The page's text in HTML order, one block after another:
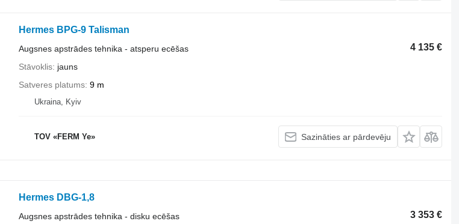
Hermes BPG-9 Talisman
4 135 €
Augsnes apstrādes tehnika - atsperu ecēšas
Stāvoklis jauns
Satveres platums 9 m
Ukraina, Kyiv
TOV «FERM Ye» Sazināties ar pārdevēju
Hermes DBG-1,8
3 353 €
Augsnes apstrādes tehnika - disku ecēšas